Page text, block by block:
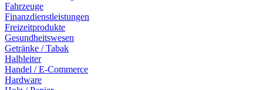
Fahrzeuge
Finanzdienstleistungen
Freizeitprodukte
Gesundheitswesen
Getränke / Tabak
Halbleiter
Handel / E-Commerce
Hardware